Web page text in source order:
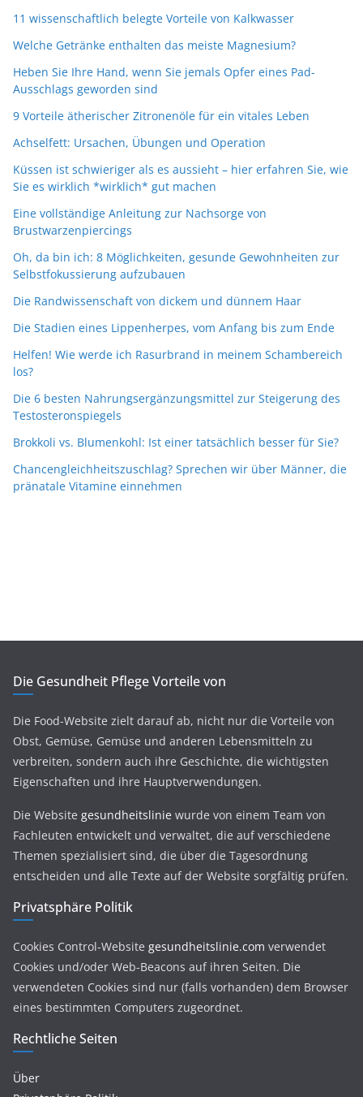
11 wissenschaftlich belegte Vorteile von Kalkwasser
Welche Getränke enthalten das meiste Magnesium?
Heben Sie Ihre Hand, wenn Sie jemals Opfer eines Pad-
Ausschlags geworden sind
9 Vorteile ätherischer Zitronenöle für ein vitales Leben
Achselfett: Ursachen, Übungen und Operation
Küssen ist schwieriger als es aussieht – hier erfahren Sie, wie
Sie es wirklich *wirklich* gut machen
Eine vollständige Anleitung zur Nachsorge von
Brustwarzenpiercings
Oh, da bin ich: 8 Möglichkeiten, gesunde Gewohnheiten zur
Selbstfokussierung aufzubauen
Die Randwissenschaft von dickem und dünnem Haar
Die Stadien eines Lippenherpes, vom Anfang bis zum Ende
Helfen! Wie werde ich Rasurbrand in meinem Schambereich
los?
Die 6 besten Nahrungsergänzungsmittel zur Steigerung des
Testosteronspiegels
Brokkoli vs. Blumenkohl: Ist einer tatsächlich besser für Sie?
Chancengleichheitszuschlag? Sprechen wir über Männer, die
pränatale Vitamine einnehmen
Die Gesundheit Pflege Vorteile von
Die Food-Website zielt darauf ab, nicht nur die Vorteile von
Obst, Gemüse, Gemüse und anderen Lebensmitteln zu
verbreiten, sondern auch ihre Geschichte, die wichtigsten
Eigenschaften und ihre Hauptverwendungen.
Die Website gesundheitslinie wurde von einem Team von
Fachleuten entwickelt und verwaltet, die auf verschiedene
Themen spezialisiert sind, die über die Tagesordnung
entscheiden und alle Texte auf der Website sorgfältig prüfen.
Privatsphäre Politik
Cookies Control-Website gesundheitslinie.com verwendet
Cookies und/oder Web-Beacons auf ihren Seiten. Die
verwendeten Cookies sind nur (falls vorhanden) dem Browser
eines bestimmten Computers zugeordnet.
Rechtliche Seiten
Über